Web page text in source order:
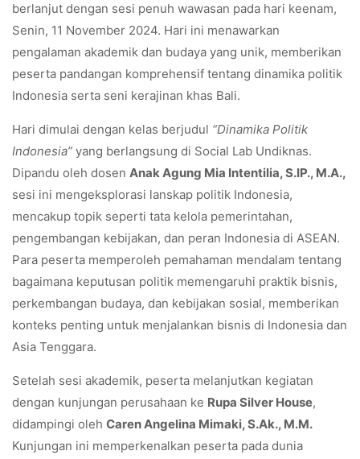
berlanjut dengan sesi penuh wawasan pada hari keenam,
Senin, 11 November 2024. Hari ini menawarkan
pengalaman akademik dan budaya yang unik, memberikan
peserta pandangan komprehensif tentang dinamika politik
Indonesia serta seni kerajinan khas Bali.
Hari dimulai dengan kelas berjudul “Dinamika Politik
Indonesia” yang berlangsung di Social Lab Undiknas.
Dipandu oleh dosen Anak Agung Mia Intentilia, S.IP., M.A.,
sesi ini mengeksplorasi lanskap politik Indonesia,
mencakup topik seperti tata kelola pemerintahan,
pengembangan kebijakan, dan peran Indonesia di ASEAN.
Para peserta memperoleh pemahaman mendalam tentang
bagaimana keputusan politik memengaruhi praktik bisnis,
perkembangan budaya, dan kebijakan sosial, memberikan
konteks penting untuk menjalankan bisnis di Indonesia dan
Asia Tenggara.
Setelah sesi akademik, peserta melanjutkan kegiatan
dengan kunjungan perusahaan ke Rupa Silver House,
didampingi oleh Caren Angelina Mimaki, S.Ak., M.M.
Kunjungan ini memperkenalkan peserta pada dunia